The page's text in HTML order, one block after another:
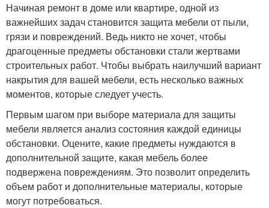
Начиная ремонт в доме или квартире, одной из
важнейших задач становится защита мебели от пыли,
грязи и повреждений. Ведь никто не хочет, чтобы
драгоценные предметы обстановки стали жертвами
строительных работ. Чтобы выбрать наилучший вариант
накрытия для вашей мебели, есть несколько важных
моментов, которые следует учесть.
Первым шагом при выборе материала для защиты
мебели является анализ состояния каждой единицы
обстановки. Оцените, какие предметы нуждаются в
дополнительной защите, какая мебель более
подвержена повреждениям. Это позволит определить
объем работ и дополнительные материалы, которые
могут потребоваться.